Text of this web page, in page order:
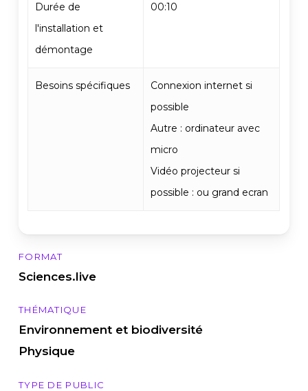
Durée de
l'installation et
démontage
00:10
Besoins spécifiques
Connexion internet si
possible
Autre : ordinateur avec
micro
Vidéo projecteur si
possible : ou grand ecran
FORMAT
Sciences.live
THÉMATIQUE
Environnement et biodiversité
Physique
TYPE DE PUBLIC